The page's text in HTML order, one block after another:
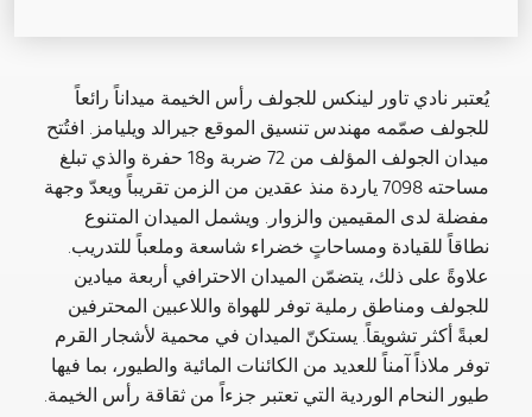
يُعتبر نادي تاور لينكس للجولف رأس الخيمة ميداناً رائعاً
للجولف صمّمه مهندس تنسيق الموقع جيرالد ويليامز. افتُتح
ميدان الجولف المؤلف من 72 ضربة و18 حفرة والذي تبلغ
مساحته 7098 ياردة منذ عقدين من الزمن تقريباً ويعدّ وجهة
مفضلة لدى المقيمين والزوار. ويشمل الميدان المتنوع
نطاقاً للقيادة ومساحاتٍ خضراء شاسعة وملعباً للتدريب.
علاوةً على ذلك، يتضمّن الميدان الاحترافي أربعة ميادين
للجولف ومناطق رملية توفر للهواة واللاعبين المحترفين
لعبةً أكثر تشويقاً. يستكنّ الميدان في محمية لأشجار القرم
توفر ملاذاً آمناً للعديد من الكائنات المائية والطيور، بما فيها
طيور النحام الوردية التي تعتبر جزءاً من ثقاقة رأس الخيمة.